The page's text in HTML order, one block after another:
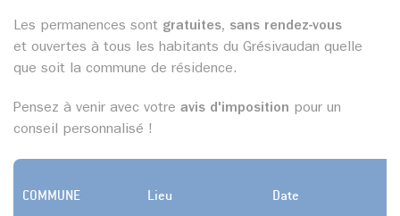
Les permanences sont gratuites, sans rendez-vous
et ouvertes à tous les habitants du Grésivaudan quelle
que soit la commune de résidence.
Pensez à venir avec votre avis d'imposition pour un
conseil personnalisé !
COMMUNE Lieu Date